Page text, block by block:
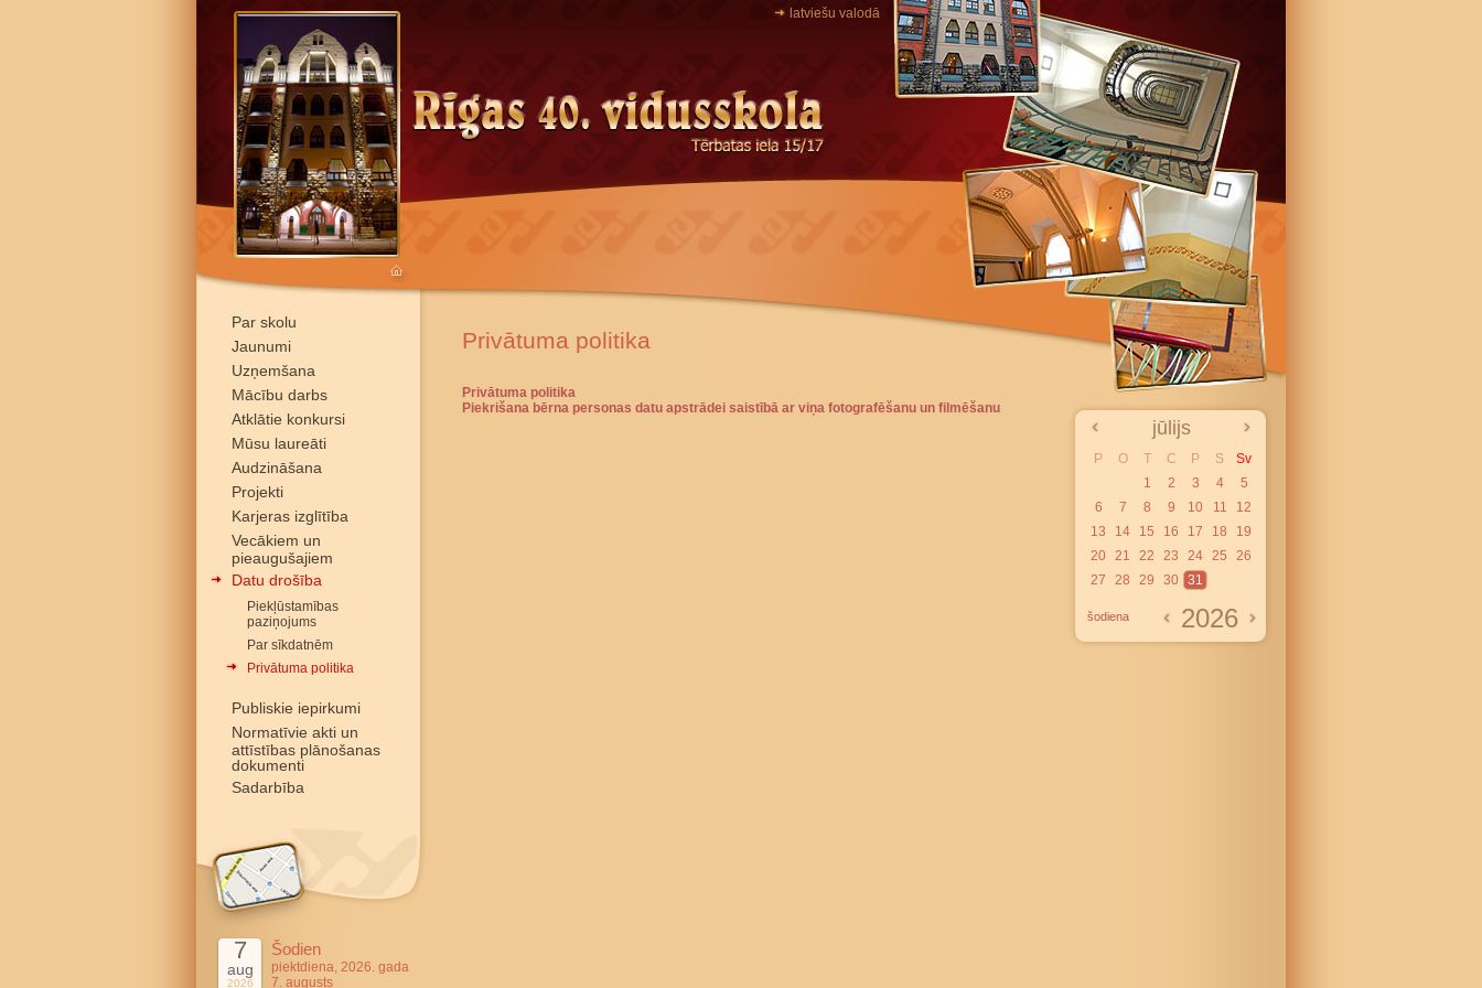
latviešu valodā
Par skolu
Jaunumi
Uzņemšana
Mācību darbs
Atklātie konkursi
Mūsu laureāti
Audzināšana
Projekti
Karjeras izglītība
Vecākiem un
pieaugušajiem
Datu drošība
Piekļūstamības
paziņojums
Par sīkdatnēm
Privātuma politika
Publiskie iepirkumi
Normatīvie akti un
attīstības plānošanas
dokumenti
Sadarbība
7
aug
2026
Šodien
piektdiena, 2026. gada
7. augusts
Privātuma politika
Privātuma politika
Piekrišana bērna personas datu apstrādei saistībā ar viņa fotografēšanu un filmēšanu
jūlijs
P O T C P S
Sv
1
2 3 4
5
6
7 8 9 10 11
12
13
14 15 16 17 18
19
20 21 22 23 24 25
26
27
28 29 30 31
šodiena 2026